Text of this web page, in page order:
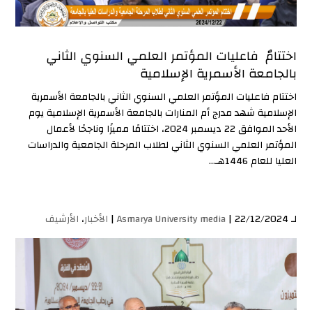
اختتامٌ فاعليات المؤتمر العلمي السنوي الثاني
بالجامعة الأسمرية الإسلامية
اختتام فاعليات المؤتمر العلمي السنوي الثاني بالجامعة الأسمرية
الإسلامية شهد مدرج أم المنارات بالجامعة الأسمرية الإسلامية يوم
الأحد الموافق 22 ديسمبر 2024، اختتامًا مميزًا وناجحًا لأعمال
المؤتمر العلمي السنوي الثاني لطلاب المرحلة الجامعية والدراسات
العليا للعام 1446هـ...
لـ Asmarya University media | 22/12/2024 | الأخبار، الأرشيف